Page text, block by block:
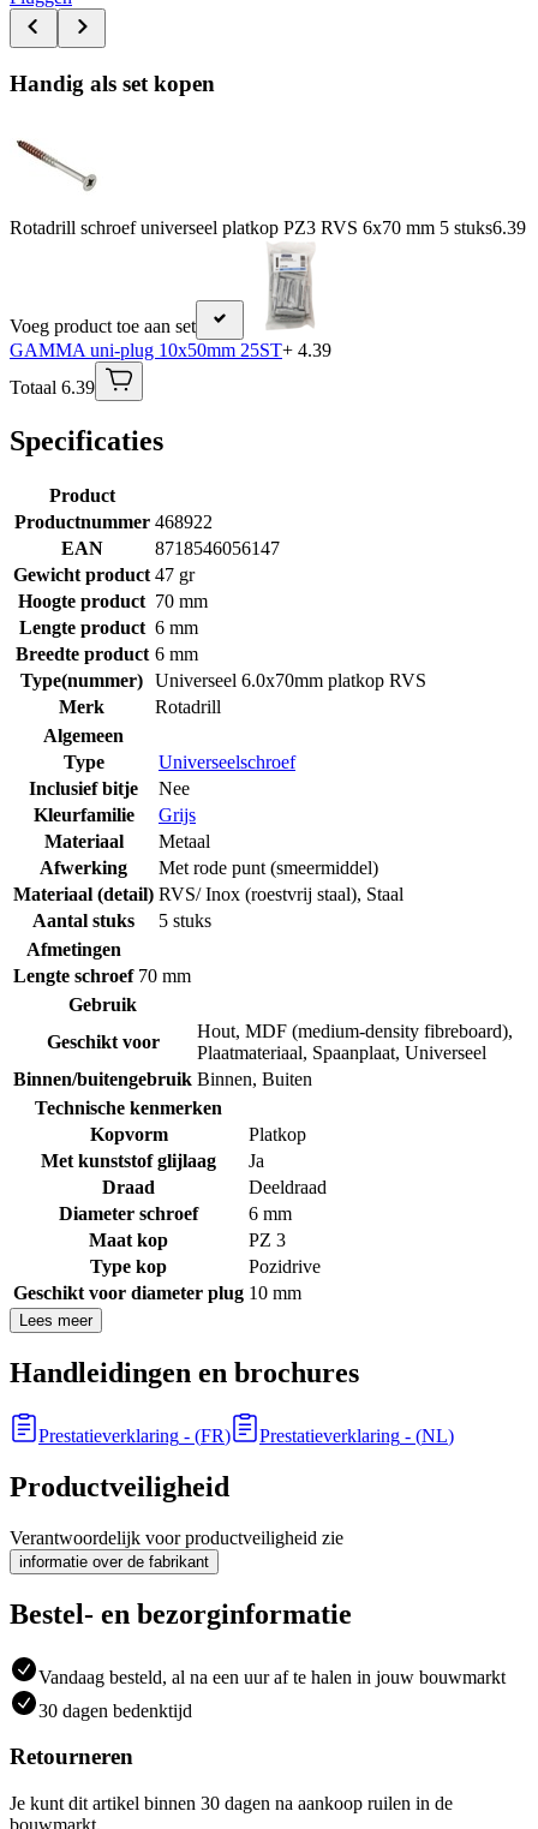
Handig als set kopen
Rotadrill schroef universeel platkop PZ3 RVS 6x70 mm 5 stuks6.39
Voeg product toe aan set
GAMMA uni-plug 10x50mm 25ST+ 4.39
Totaal 6.39
Specificaties
Product
Productnummer 468922
EAN
8718546056147
Gewicht product 47 gr
Hoogte product 70 mm
Lengte product 6 mm
Breedte product 6 mm
Type(nummer) Universeel 6.0x70mm platkop RVS
Merk
Rotadrill
Algemeen
Type
Universeelschroef
Inclusief bitje
Nee
Kleurfamilie
Grijs
Materiaal
Metaal
Afwerking
Met rode punt (smeermiddel)
Materiaal (detail) RVS/ Inox (roestvrij staal), Staal
Aantal stuks
5 stuks
Afmetingen
Lengte schroef 70 mm
Gebruik
Geschikt voor
Hout, MDF (medium-density fibreboard),
Plaatmateriaal, Spaanplaat, Universeel
Binnen/buitengebruik Binnen, Buiten
Technische kenmerken
Kopvorm
Platkop
Met kunststof glijlaag
Ja
Draad
Deeldraad
Diameter schroef
6 mm
Maat kop
PZ 3
Type kop
Pozidrive
Geschikt voor diameter plug 10 mm
Lees meer
Handleidingen en brochures
Prestatieverklaring - (FR) Prestatieverklaring - (NL)
Productveiligheid
Verantwoordelijk voor productveiligheid zie
informatie over de fabrikant
Bestel- en bezorginformatie
Vandaag besteld, al na een uur af te halen in jouw bouwmarkt
30 dagen bedenktijd
Retourneren
Je kunt dit artikel binnen 30 dagen na aankoop ruilen in de
bouwmarkt.